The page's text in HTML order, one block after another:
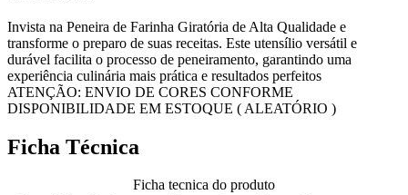
Invista na Peneira de Farinha Giratória de Alta Qualidade e
transforme o preparo de suas receitas. Este utensílio versátil e
durável facilita o processo de peneiramento, garantindo uma
experiência culinária mais prática e resultados perfeitos
ATENÇÃO: ENVIO DE CORES CONFORME
DISPONIBILIDADE EM ESTOQUE ( ALEATÓRIO )
Ficha Técnica
Ficha tecnica do produto